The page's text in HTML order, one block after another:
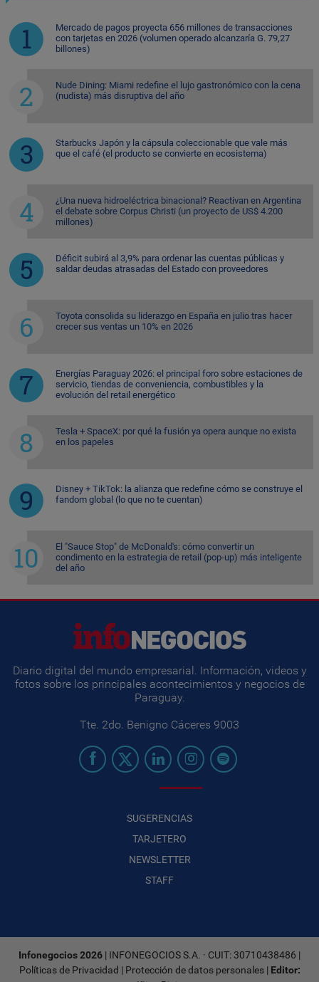
Mercado de pagos proyecta 656 millones de transacciones
con tarjetas en 2026 (volumen operado alcanzaría G. 79,27
billones)
Nude Dining: Miami redefine el lujo gastronómico con la cena
(nudista) más disruptiva del año
Starbucks Japón y la cápsula coleccionable que vale más
que el café (el producto se convierte en ecosistema)
¿Una nueva hidroeléctrica binacional? Reactivan en Argentina
el debate sobre Corpus Christi (un proyecto de US$ 4.200
millones)
Déficit subirá al 3,9% para ordenar las cuentas públicas y
saldar deudas atrasadas del Estado con proveedores
Toyota consolida su liderazgo en España en julio tras hacer
crecer sus ventas un 10% en 2026
Energías Paraguay 2026: el principal foro sobre estaciones de
servicio, tiendas de conveniencia, combustibles y la
evolución del retail energético
Tesla + SpaceX: por qué la fusión ya opera aunque no exista
en los papeles
Disney + TikTok: la alianza que redefine cómo se construye el
fandom global (lo que no te cuentan)
El "Sauce Stop" de McDonald's: cómo convertir un
condimento en la estrategia de retail (pop-up) más inteligente
del año
Diario digital del mundo empresarial. Información, videos y
fotos sobre los principales acontecimientos y negocios de
Paraguay.
Tte. 2do. Benigno Cáceres 9003
SUGERENCIAS
TARJETERO
NEWSLETTER
STAFF
Infonegocios 2026 | INFONEGOCIOS S.A. · CUIT: 30710438486 |
Políticas de Privacidad | Protección de datos personales| Editor: